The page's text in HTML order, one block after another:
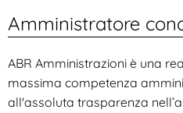
Amministratore
ABR Amministrazioni è una
massima competenza
all'assoluta trasparenza